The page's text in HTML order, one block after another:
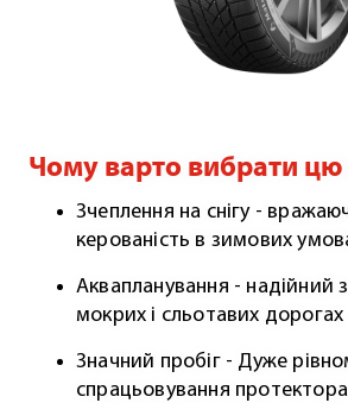
Чому варто вибрати
Зчеплення на снігу -
керованість в зимових
Аквапланування - надійний
мокрих і сльотавих дорогах
Значний пробіг - Дуже
спрацьовування